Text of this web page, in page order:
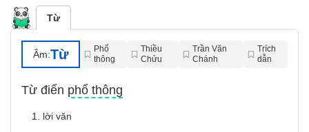
Từ
Âm:Từ
Phổ
thông
Thiều
Chửu
Trần Văn
Chánh
Trích
dẫn
Từ điển phổ thông
1. lời văn